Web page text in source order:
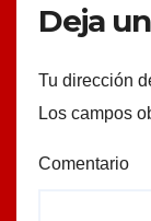
Deja
Tu dirección
Los campos
Comentario